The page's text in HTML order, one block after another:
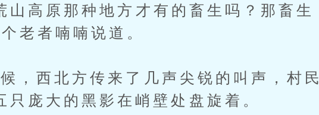
高原那种地方才有的畜生吗？那畜生
老者喃喃说道。
西北方传来了几声尖锐的叫声，村民
庞大的黑影在峭壁处盘旋着。